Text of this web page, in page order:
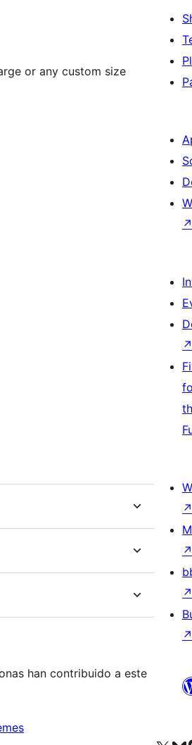
or any custom size
han contribuido a este
↗
↗
↗
↗
↗
↗